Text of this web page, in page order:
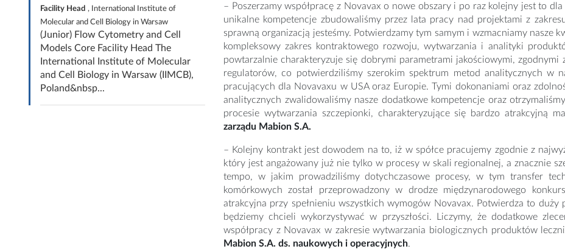
Facility Head , International Institute of
Molecular and Cell Biology in Warsaw
(Junior) Flow Cytometry and Cell
Models Core Facility Head The
International Institute of Molecular
and Cell Biology in Warsaw (IIMCB),
Poland&nbsp...
– Poszerzamy współpracę z Novavax o nowe obszary i po raz kolejny jest to
unikalne kompetencje zbudowaliśmy przez lata pracy nad projektami z
sprawną organizacją jesteśmy. Potwierdzamy tym samym i wzmacniamy nasze
kompleksowy zakres kontraktowego rozwoju, wytwarzania i analityki
powtarzalnie charakteryzuje się dobrymi parametrami jakościowymi, zgodnymi
regulatorów, co potwierdziliśmy szerokim spektrum metod analitycznych w
pracujących dla Novavaxu w USA oraz Europie. Tymi dokonaniami oraz
analitycznych zwalidowaliśmy nasze dodatkowe kompetencje oraz
procesie wytwarzania szczepionki, charakteryzujące się bardzo atrakcyjną
zarządu Mabion S.A.
– Kolejny kontrakt jest dowodem na to, iż w spółce pracujemy zgodnie z
który jest angażowany już nie tylko w procesy w skali regionalnej, a znacznie
tempo, w jakim prowadziliśmy dotychczasowe procesy, w tym transfer
komórkowych został przeprowadzony w drodze międzynarodowego
atrakcyjna przy spełnieniu wszystkich wymogów Novavax. Potwierdza to
będziemy chcieli wykorzystywać w przyszłości. Liczymy, że dodatkowe
współpracy z Novavax w zakresie wytwarzania biologicznych produktów
Mabion S.A. ds. naukowych i operacyjnych.